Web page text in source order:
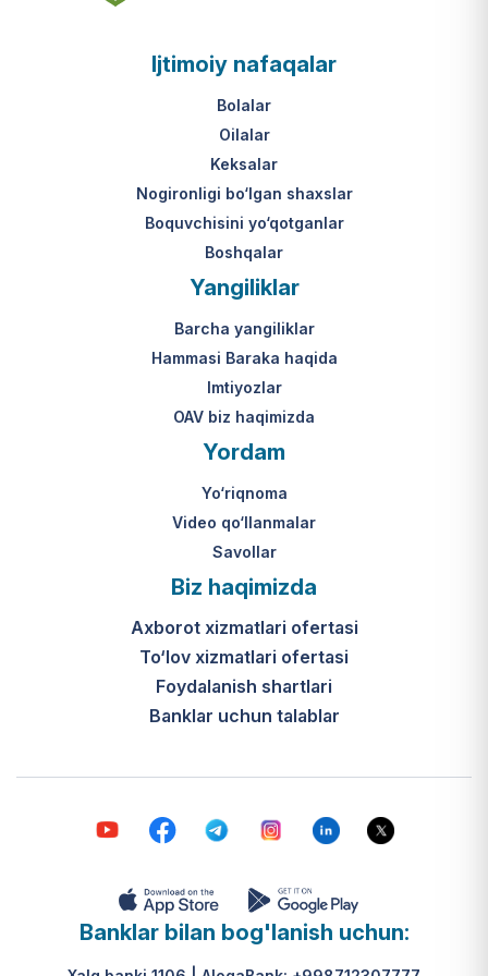
asosi nima?
(1-ilova, 6-band "j" va "l" kichik
jumladan, vasiylik, homiylik yoki
Ushbu xizmatning huquqiy
O‘zbekiston Respublikasi VMQ-893
hamda amaldagi imtiyozlar
to‘g‘risidagi qonunchilik.
Ijtimoiy nafaqalar
Bolalar
Oilalar
Keksalar
Nogironligi bo‘lgan shaxslar
Boquvchisini yo‘qotganlar
Boshqalar
Yangiliklar
Barcha yangiliklar
Hammasi Baraka haqida
Imtiyozlar
OAV biz haqimizda
Yordam
Yo‘riqnoma
Video qo‘llanmalar
Savollar
Biz haqimizda
Axborot xizmatlari ofertasi
To‘lov xizmatlari ofertasi
Foydalanish shartlari
Banklar uchun talablar
Banklar bilan bog'lanish uchun: